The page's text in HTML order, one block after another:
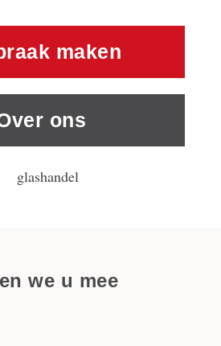
maken
ons
we u mee